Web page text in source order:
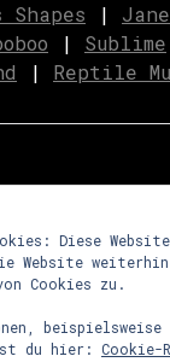
Shapes |
| Sublime
| Reptile
|
|
Diese
Website
Cookies zu.
du hier: